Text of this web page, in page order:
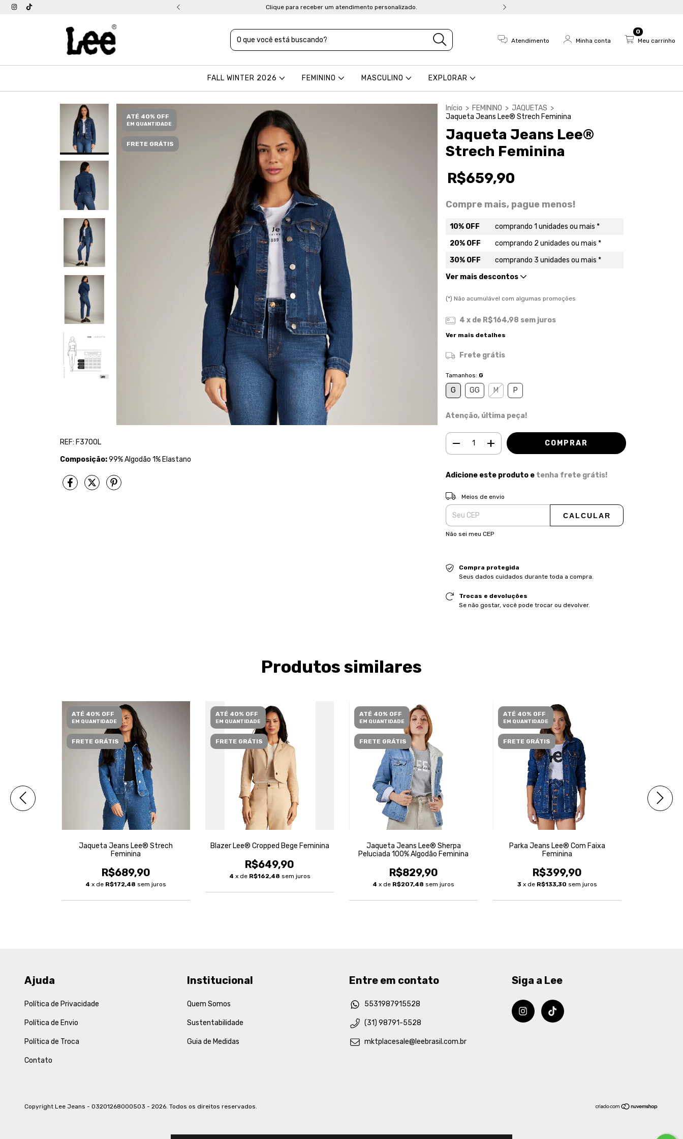
acima de R$ 399 Clique para receber um atendimento personalizado.
Atendimento Minha conta Meu carrinho
0
FALL WINTER 2026 FEMININO MASCULINO EXPLORAR
ATÉ 40% OFF
EM QUANTIDADE
FRETE GRÁTIS
REF: F3700L
Composição:99% Algodão 1% Elastano
Início > FEMININO > JAQUETAS >
Jaqueta Jeans Lee® Strech Feminina
Jaqueta Jeans Lee®
Strech Feminina
R$659,90
Compre mais, pague menos!
10% OFF
comprando 1 unidades ou mais *
20% OFF
comprando 2 unidades ou mais *
30% OFF
comprando 3 unidades ou mais *
Ver mais descontos
(*) Não acumulável com algumas promoções
4 x de R$164,98 sem juros
Ver mais detalhes
Frete grátis
Tamanhos: G
G GG M P
Atenção, última peça!
Adicione este produto e tenha frete grátis!
Entregas para o CEP:
Meios de envio
CALCULAR
Não sei meu CEP
Compra protegida
Seus dados cuidados durante toda a compra.
Trocas e devoluções
Se não gostar, você pode trocar ou devolver.
Produtos similares
ATÉ 40% OFF
EM QUANTIDADE
FRETE GRÁTIS
Jaqueta Jeans Lee® Strech
Feminina
R$689,90
4 x de R$172,48 sem juros
ATÉ 40% OFF
EM QUANTIDADE
FRETE GRÁTIS
Blazer Lee® Cropped Bege Feminina
R$649,90
4 x de R$162,48 sem juros
ATÉ 40% OFF
EM QUANTIDADE
FRETE GRÁTIS
Jaqueta Jeans Lee® Sherpa
Peluciada 100% Algodão Feminina
R$829,90
4 x de R$207,48 sem juros
ATÉ 40% OFF
EM QUANTIDADE
FRETE GRÁTIS
Parka Jeans Lee® Com Faixa
Feminina
R$399,90
3 x de R$133,30 sem juros
Ajuda
Política de Privacidade
Política de Envio
Política de Troca
Contato
Institucional
Quem Somos
Sustentabilidade
Guia de Medidas
Entre em contato
5531987915528
(31) 98791-5528
mktplacesale@leebrasil.com.br
Siga a Lee
Copyright Lee Jeans - 03201268000503 - 2026. Todos os direitos reservados.